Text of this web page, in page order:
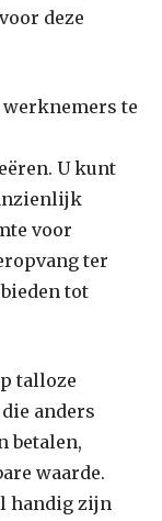
deze
te
U kunt
voor
ter
tot
talloze
anders
betalen,
waarde.
handig zijn